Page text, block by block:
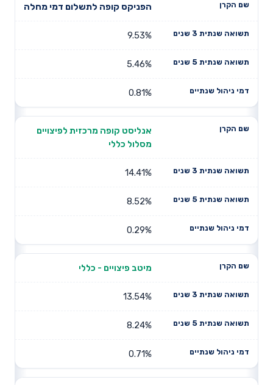
שנים
תשואה
דמי ניהול
הפניקס קופה לתשלום דמי מחלה
9.53%
5.46%
0.81%
אנליסט קופה מרכזית לפיצויים
מסלול כללי
14.41%
8.52%
0.29%
מיטב פיצויים - כללי
13.54%
8.24%
0.71%